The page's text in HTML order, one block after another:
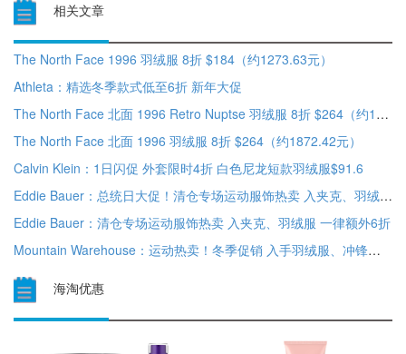
相关文章
The North Face 1996 羽绒服 8折 $184（约1273.63元）
Athleta：精选冬季款式低至6折 新年大促
The North Face 北面 1996 Retro Nuptse 羽绒服 8折 $264（约1868.12元）
The North Face 北面 1996 羽绒服 8折 $264（约1872.42元）
Calvin Klein：1日闪促 外套限时4折 白色尼龙短款羽绒服$91.6
Eddie Bauer：总统日大促！清仓专场运动服饰热卖 入夹克、羽绒服 服饰清仓额外6折起
Eddie Bauer：清仓专场运动服饰热卖 入夹克、羽绒服 一律额外6折
Mountain Warehouse：运动热卖！冬季促销 入手羽绒服、冲锋衣等 低至4折+额外9折
海淘优惠